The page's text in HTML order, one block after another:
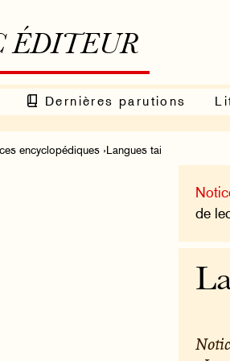
ÉDITEUR
Dernières parutions
encyclopédiques ›Langues tai
de